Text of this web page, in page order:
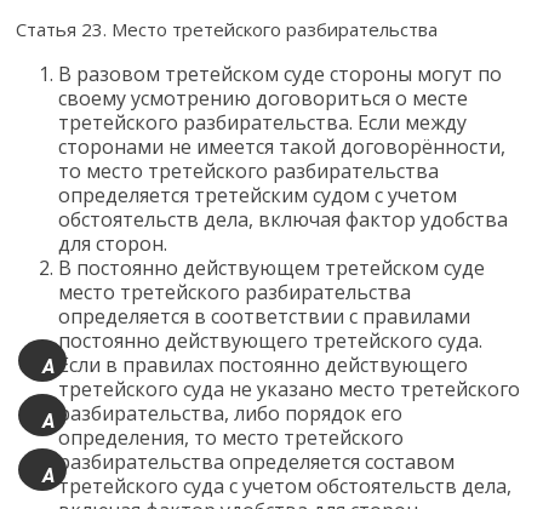
Статья 23. Место третейского разбирательства
В разовом третейском суде стороны могут по
своему усмотрению договориться о месте
третейского разбирательства. Если между
сторонами не имеется такой договорённости,
то место третейского разбирательства
определяется третейским судом с учетом
обстоятельств дела, включая фактор удобства
для сторон.
В постоянно действующем третейском суде
место третейского разбирательства
определяется в соответствии с правилами
постоянно действующего третейского суда.
Если в правилах постоянно действующего
третейского суда не указано место третейского
разбирательства, либо порядок его
определения, то место третейского
разбирательства определяется составом
третейского суда с учетом обстоятельств дела,
A
+
A
A